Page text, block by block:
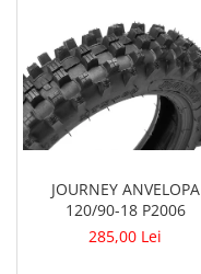
JOURNEY ANVELOPA
120/90-18 P2006
285,00 Lei